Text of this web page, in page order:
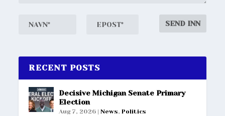
RECENT POSTS
Decisive Michigan Senate Primary
Election
Aug 7, 2026 |News,Politics